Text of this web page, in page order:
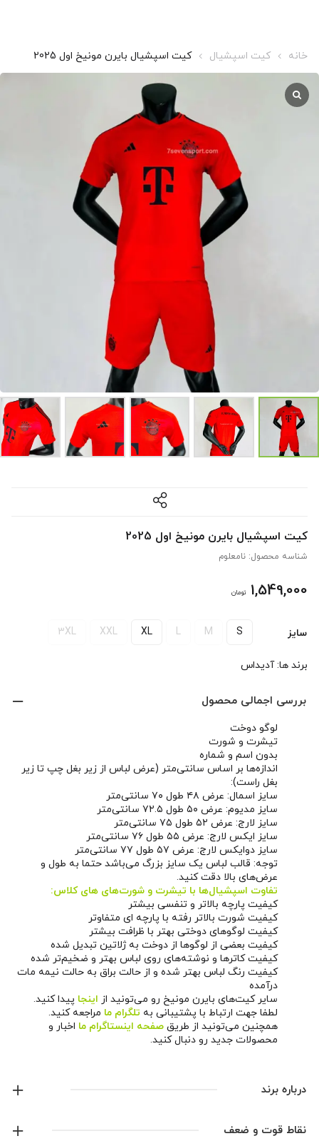
خانه کیت اسپشیال کیت اسپشیال بایرن مونیخ اول 2025
کیت اسپشیال بایرن مونیخ اول 2025
شناسه محصول: نامعلوم
1,549,000 تومان
سایز S
M
L
XL
XXL
3XL
برند ها:آدیداس
بررسی اجمالی محصول
لوگو دوخت
تیشرت و شورت
بدون اسم و شماره
اندازه‌ها بر اساس سانتی‌متر (عرض لباس از زیر بغل چپ تا زیر
بغل راست):
سایز اسمال: عرض ۴۸ طول ۷۰ سانتی‌متر
سایز مدیوم: عرض ۵۰ طول ۷۲.۵ سانتی‌متر
سایز لارج: عرض ۵۲ طول ۷۵ سانتی‌متر
سایز ایکس لارج: عرض ۵۵ طول ۷۶ سانتی‌متر
سایز دوایکس لارج: عرض ۵۷ طول ۷۷ سانتی‌متر
توجه: قالب لباس یک سایز بزرگ می‌باشد حتما به طول و
عرض‌های بالا دقت کنید.
تفاوت اسپشیال‌ها با تیشرت و شورت‌های های کلاس:
کیفیت پارچه بالاتر و تنفسی بیشتر
کیفیت شورت بالاتر رفته با پارچه ای متفاوتر
کیفیت لوگوهای دوختی بهتر با ظرافت بیشتر
کیفیت بعضی از لوگوها از دوخت به ژلاتین تبدیل شده
کیفیت کاترها و نوشته‌های روی لباس بهتر و ضخیم‌تر شده
کیفیت رنگ لباس بهتر شده و از حالت براق به حالت نیمه مات
درآمده
سایر کیت‌های بایرن مونیخ رو می‌تونید از اینجا پیدا کنید.
لطفا جهت ارتباط با پشتیبانی به تلگرام ما مراجعه کنید.
همچنین می‌تونید از طریق صفحه اینستاگرام ما اخبار و
محصولات جدید رو دنبال کنید.
درباره برند
آدیداس
نقاط قوت و ضعف